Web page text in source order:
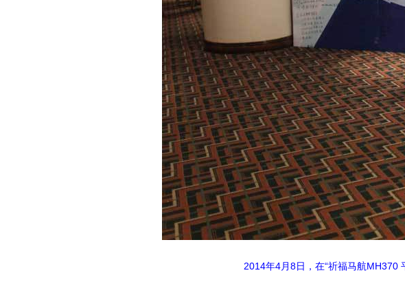
2014年4月8日，在“祈福马航MH370